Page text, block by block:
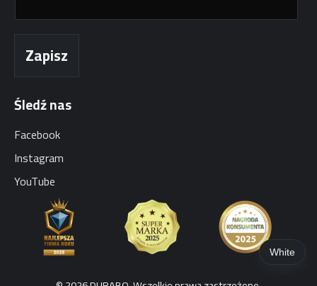
i
Zapisz
Śledź nas
Facebook
Instagram
YouTube
White